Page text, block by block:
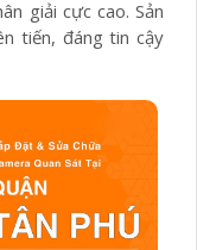
giải cực cao. Sản
tiến, đáng tin cậy